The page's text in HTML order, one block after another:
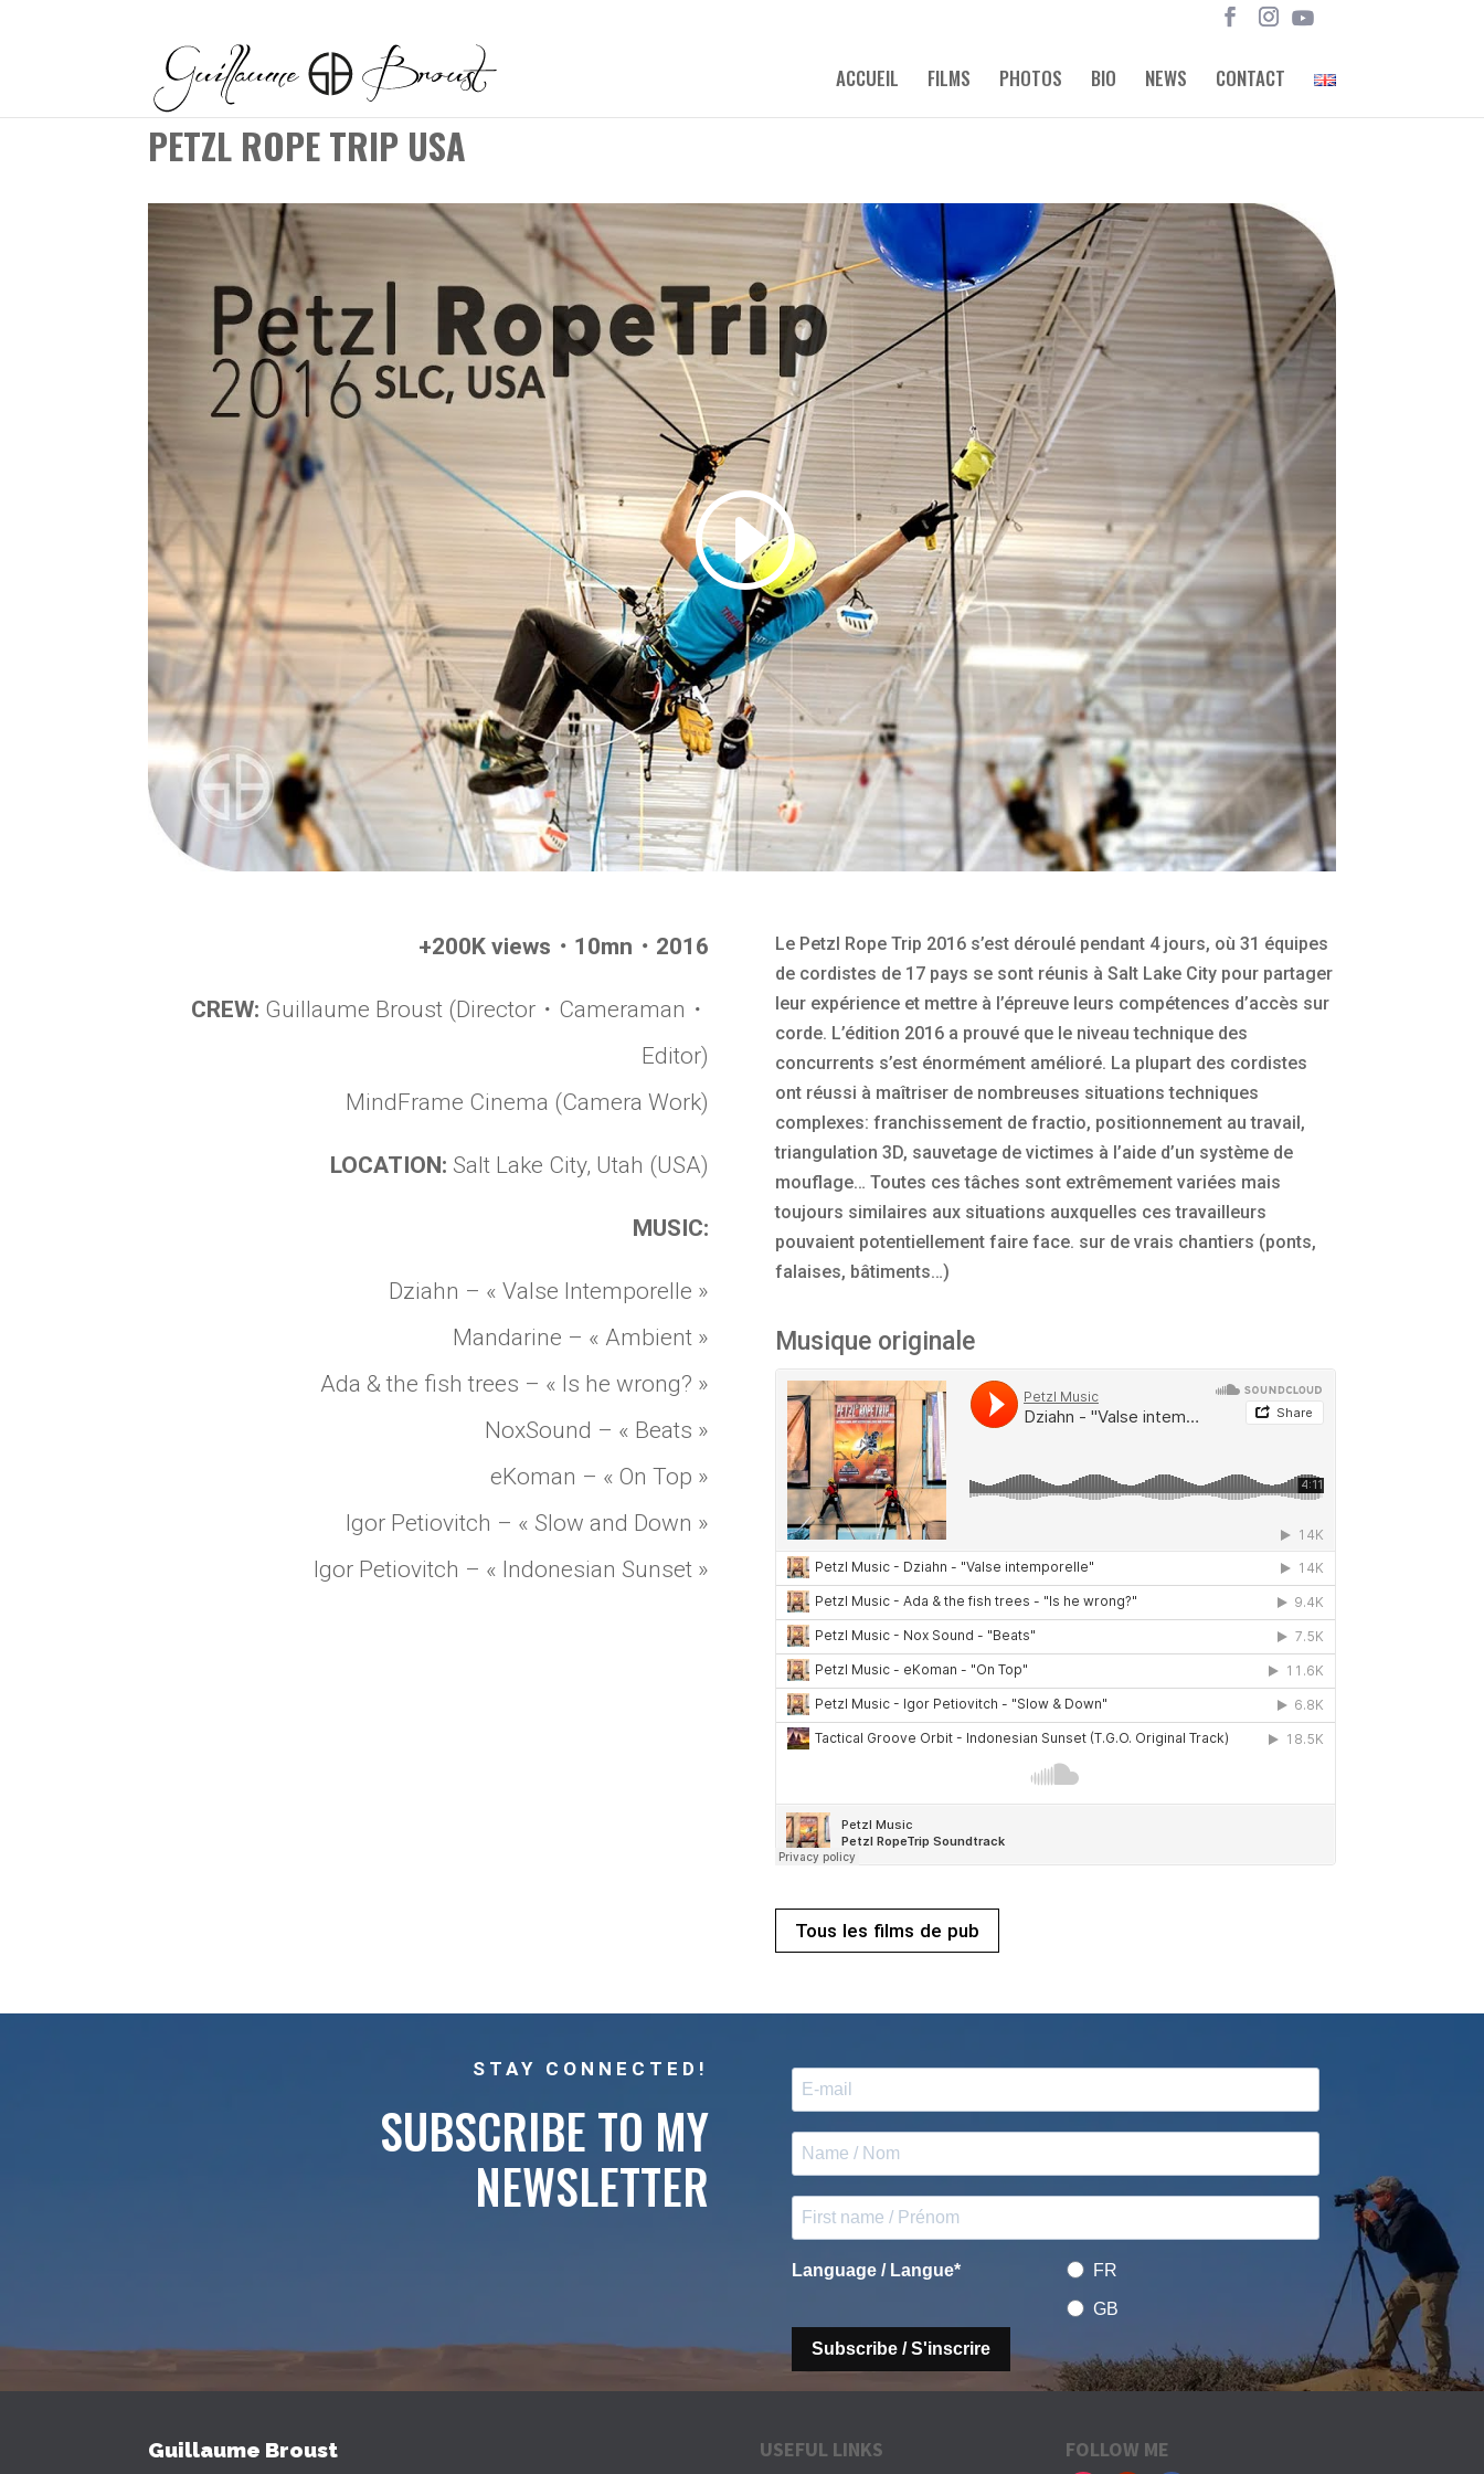
ACCUEIL FILMS PHOTOS BIO NEWS CONTACT
PETZL ROPE TRIP USA
+200K views・10mn ・2016
CREW: Guillaume Broust (Director・Cameraman・
Editor)
MindFrame Cinema (Camera Work)
LOCATION: Salt Lake City, Utah (USA)
MUSIC:
Dziahn – « Valse Intemporelle »
Mandarine – « Ambient »
Ada & the fish trees – « Is he wrong? »
NoxSound – « Beats »
eKoman – « On Top »
Igor Petiovitch – « Slow and Down »
Igor Petiovitch – « Indonesian Sunset »
Le Petzl Rope Trip 2016 s’est déroulé pendant 4 jours, où 31 équipes
de cordistes de 17 pays se sont réunis à Salt Lake City pour partager
leur expérience et mettre à l’épreuve leurs compétences d’accès sur
corde. L’édition 2016 a prouvé que le niveau technique des
concurrents s’est énormément amélioré. La plupart des cordistes
ont réussi à maîtriser de nombreuses situations techniques
complexes: franchissement de fractio, positionnement au travail,
triangulation 3D, sauvetage de victimes à l’aide d’un système de
mouflage… Toutes ces tâches sont extrêmement variées mais
toujours similaires aux situations auxquelles ces travailleurs
pouvaient potentiellement faire face. sur de vrais chantiers (ponts,
falaises, bâtiments…)
Musique originale
Tous les films de pub
STAY CONNECTED!
SUBSCRIBE TO MY
NEWSLETTER
Language / Langue FR
GB
Subscribe / S'inscrire
Guillaume Broust USEFUL LINKS FOLLOW ME